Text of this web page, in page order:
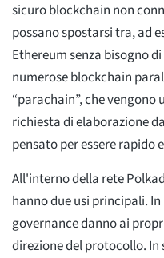
sicuro blockchain non
possano spostarsi tra, ad
Ethereum senza bisogno
numerose blockchain
“parachain”, che
richiesta di elaborazione
pensato per essere rapido
All'interno della rete
hanno due usi principali.
governance danno ai
direzione del protocollo.